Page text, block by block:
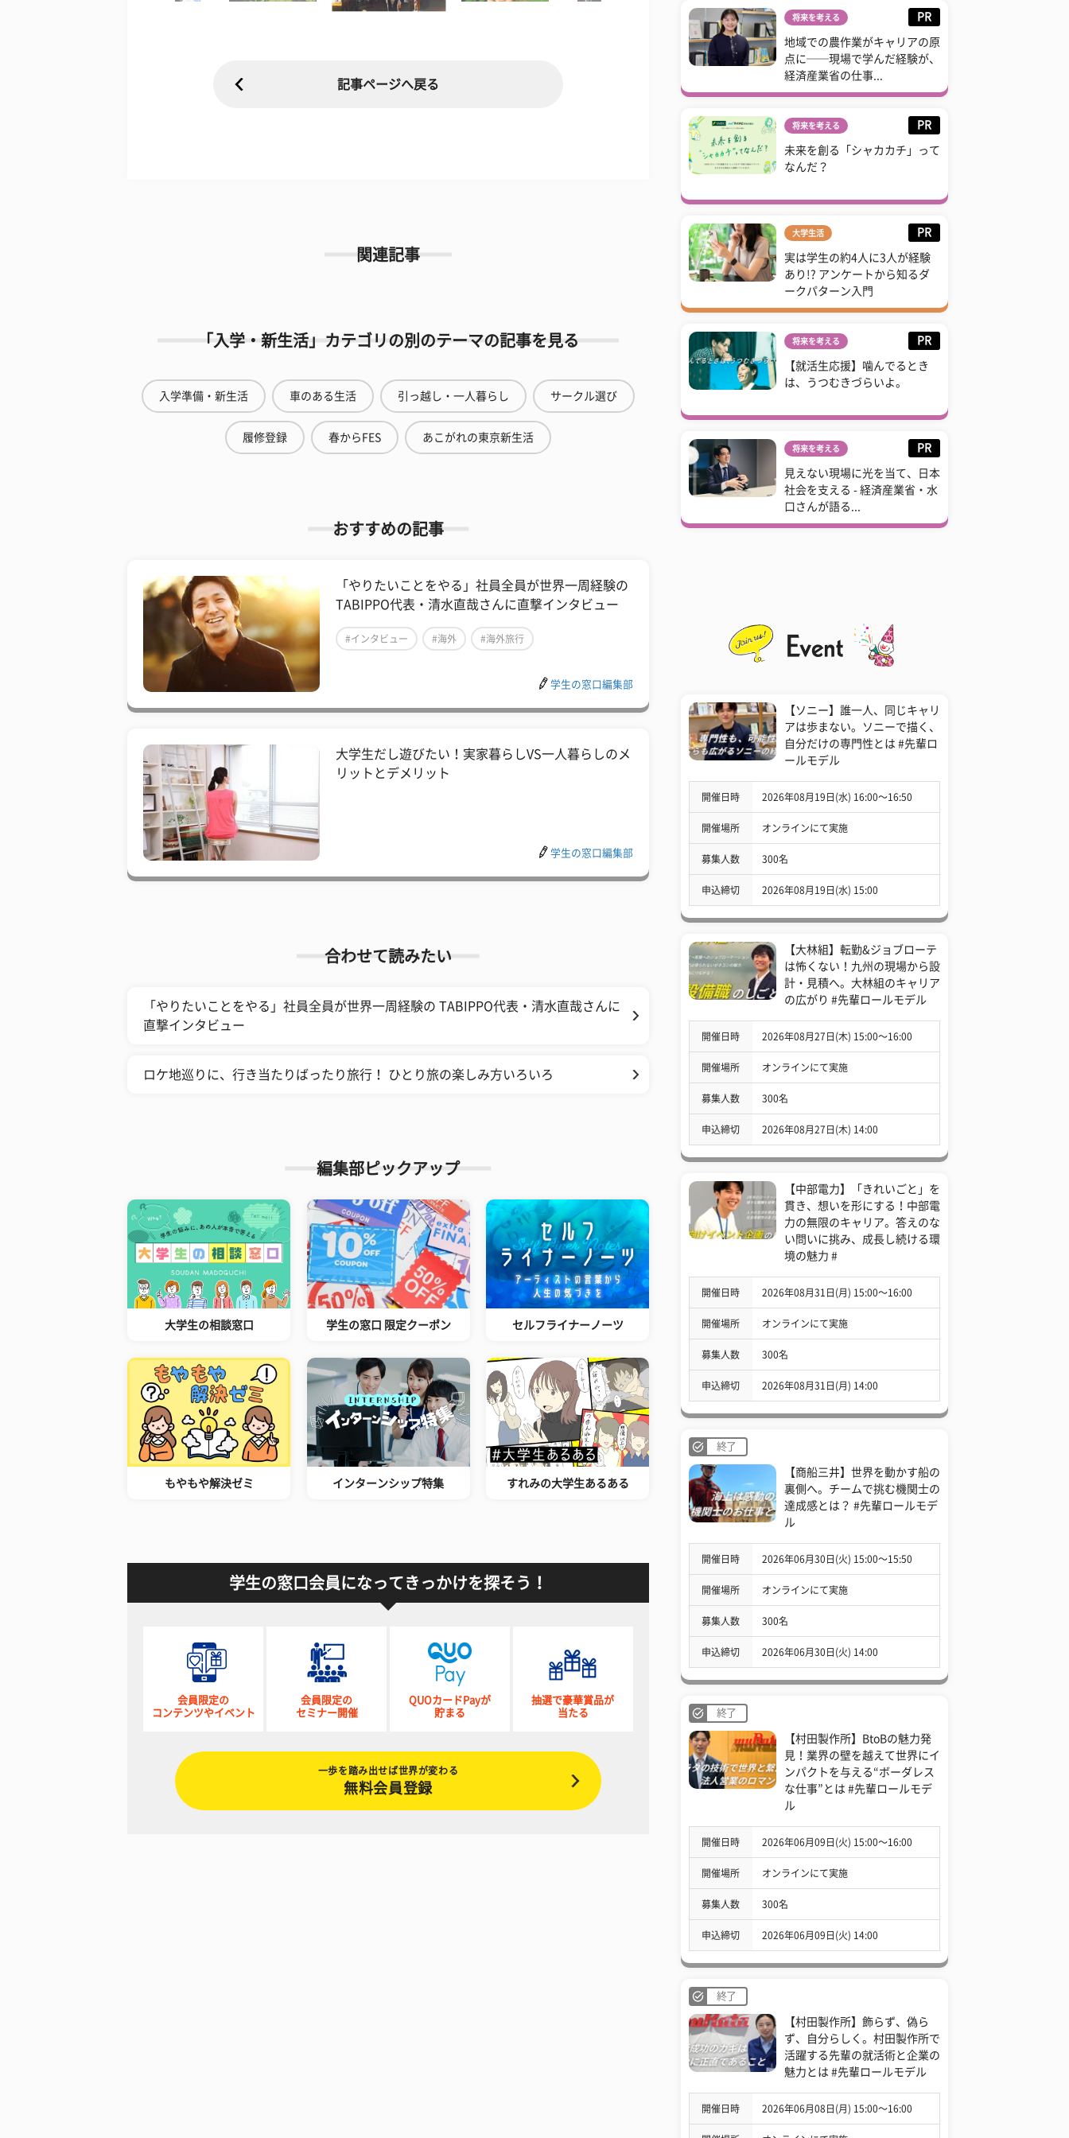
記事ページへ戻る
関連記事
「入学・新生活」カテゴリの別のテーマの記事を見る
入学準備・新生活 車のある生活 引っ越し・一人暮らし サークル選び
履修登録 春からFES あこがれの東京新生活
おすすめの記事
「やりたいことをやる」社員全員が世界一周経験の
TABIPPO代表・清水直哉さんに直撃インタビュー
#インタビュー #海外 #海外旅行
学生の窓口編集部
大学生だし遊びたい！実家暮らしVS一人暮らしのメ
リットとデメリット
学生の窓口編集部
合わせて読みたい
「やりたいことをやる」社員全員が世界一周経験の TABIPPO代表・清水直哉さんに
直撃インタビュー
ロケ地巡りに、行き当たりばったり旅行！ ひとり旅の楽しみ方いろいろ
編集部ピックアップ
大学生の相談窓口 学生の窓口 限定クーポン セルフライナーノーツ
もやもや解決ゼミ インターンシップ特集 すれみの大学生あるある
学生の窓口会員になってきっかけを探そう！
会員限定の
コンテンツやイベント
会員限定の
セミナー開催
QUOカードPayが
貯まる
抽選で豪華賞品が
当たる
一歩を踏み出せば世界が変わる
無料会員登録
将来を考える PR
地域での農作業がキャリアの原
点に──現場で学んだ経験が、
経済産業省の仕事...
将来を考える PR
未来を創る「シャカカチ」って
なんだ？
大学生活 PR
実は学生の約4人に3人が経験
あり!? アンケートから知るダ
ークパターン入門
将来を考える PR
【就活生応援】噛んでるとき
は、うつむきづらいよ。
将来を考える PR
見えない現場に光を当て、日本
社会を支える - 経済産業省・水
口さんが語る...
【ソニー】誰一人、同じキャリ
アは歩まない。ソニーで描く、
自分だけの専門性とは #先輩ロ
ールモデル
開催日時 2026年08月19日(水) 16:00〜16:50
開催場所 オンラインにて実施
募集人数 300名
申込締切 2026年08月19日(水) 15:00
【大林組】転勤&ジョブローテ
は怖くない！九州の現場から設
計・見積へ。大林組のキャリア
の広がり #先輩ロールモデル
開催日時 2026年08月27日(木) 15:00〜16:00
開催場所 オンラインにて実施
募集人数 300名
申込締切 2026年08月27日(木) 14:00
【中部電力】「きれいごと」を
貫き、想いを形にする！中部電
力の無限のキャリア。答えのな
い問いに挑み、成長し続ける環
境の魅力 #
開催日時 2026年08月31日(月) 15:00〜16:00
開催場所 オンラインにて実施
募集人数 300名
申込締切 2026年08月31日(月) 14:00
終了
【商船三井】世界を動かす船の
裏側へ。チームで挑む機関士の
達成感とは？ #先輩ロールモデ
ル
開催日時 2026年06月30日(火) 15:00〜15:50
開催場所 オンラインにて実施
募集人数 300名
申込締切 2026年06月30日(火) 14:00
終了
【村田製作所】BtoBの魅力発
見！業界の壁を越えて世界にイ
ンパクトを与える“ボーダレス
な仕事”とは #先輩ロールモデ
ル
開催日時 2026年06月09日(火) 15:00〜16:00
開催場所 オンラインにて実施
募集人数 300名
申込締切 2026年06月09日(火) 14:00
終了
【村田製作所】飾らず、偽ら
ず、自分らしく。村田製作所で
活躍する先輩の就活術と企業の
魅力とは #先輩ロールモデル
開催日時 2026年06月08日(月) 15:00〜16:00